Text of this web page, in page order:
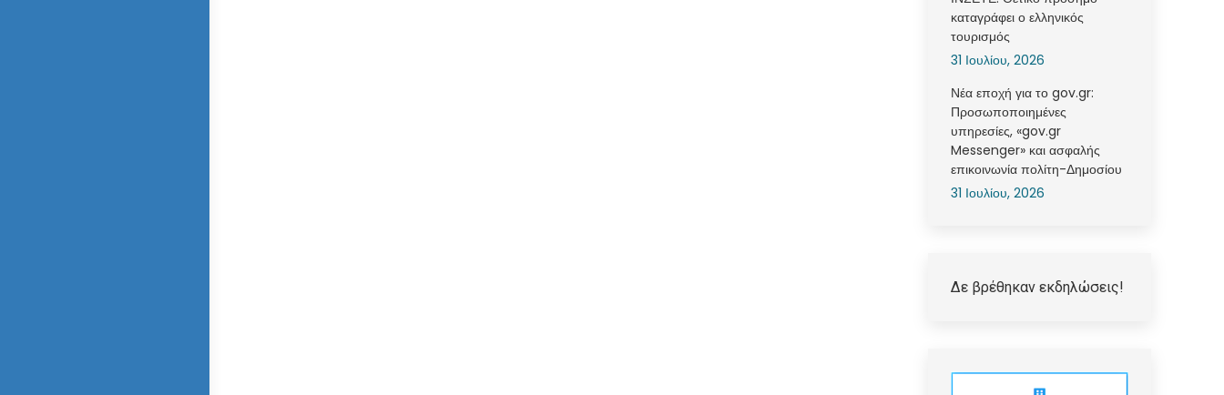
καταγράφει ο ελληνικός
τουρισμός
31 Ιουλίου, 2026
Νέα εποχή για το gov.gr:
Προσωποποιημένες
υπηρεσίες, «gov.gr
Messenger» και ασφαλής
επικοινωνία πολίτη-Δημοσίου
31 Ιουλίου, 2026
Δε βρέθηκαν εκδηλώσεις!